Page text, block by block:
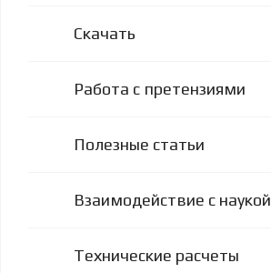
Скачать
Работа с претензиями
Полезные статьи
Взаимодействие с наукой
Технические расчеты